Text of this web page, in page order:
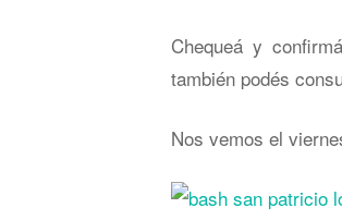
Chequeá y
también podés
Nos vemos el